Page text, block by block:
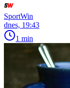
SportWin
dnes, 19:43
1 min